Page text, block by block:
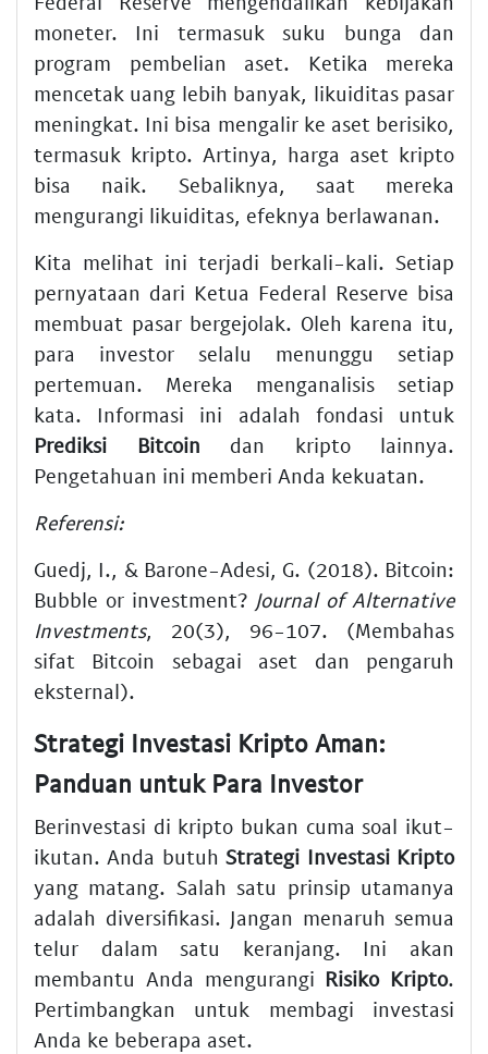
moneter. Ini termasuk suku bunga dan
program pembelian aset. Ketika mereka
mencetak uang lebih banyak, likuiditas pasar
meningkat. Ini bisa mengalir ke aset berisiko,
termasuk kripto. Artinya, harga aset kripto
bisa naik. Sebaliknya, saat mereka
mengurangi likuiditas, efeknya berlawanan.
Kita melihat ini terjadi berkali-kali. Setiap
pernyataan dari Ketua Federal Reserve bisa
membuat pasar bergejolak. Oleh karena itu,
para investor selalu menunggu setiap
pertemuan. Mereka menganalisis setiap
kata. Informasi ini adalah fondasi untuk
Prediksi Bitcoin dan kripto lainnya.
Pengetahuan ini memberi Anda kekuatan.
Referensi:
Guedj, I., & Barone-Adesi, G. (2018). Bitcoin:
Bubble or investment? Journal of Alternative
Investments, 20(3), 96-107. (Membahas
sifat Bitcoin sebagai aset dan pengaruh
eksternal).
Strategi Investasi Kripto Aman:
Panduan untuk Para Investor
Berinvestasi di kripto bukan cuma soal ikut-
ikutan. Anda butuhStrategi Investasi Kripto
yang matang. Salah satu prinsip utamanya
adalah diversifikasi. Jangan menaruh semua
telur dalam satu keranjang. Ini akan
membantu Anda mengurangi Risiko Kripto.
Pertimbangkan untuk membagi investasi
Anda ke beberapa aset.